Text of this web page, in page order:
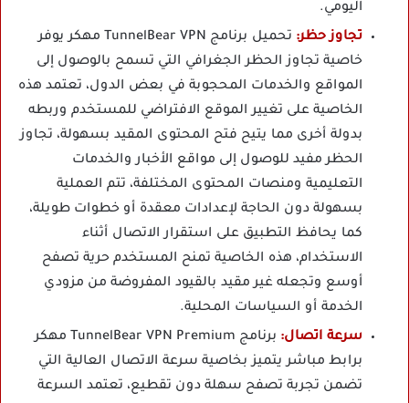
اليومي.
تجاوز حظر:
تحميل برنامج TunnelBear VPN مهكر يوفر
خاصية تجاوز الحظر الجغرافي التي تسمح بالوصول إلى
المواقع والخدمات المحجوبة في بعض الدول، تعتمد هذه
الخاصية على تغيير الموقع الافتراضي للمستخدم وربطه
بدولة أخرى مما يتيح فتح المحتوى المقيد بسهولة، تجاوز
الحظر مفيد للوصول إلى مواقع الأخبار والخدمات
التعليمية ومنصات المحتوى المختلفة، تتم العملية
بسهولة دون الحاجة لإعدادات معقدة أو خطوات طويلة،
كما يحافظ التطبيق على استقرار الاتصال أثناء
الاستخدام، هذه الخاصية تمنح المستخدم حرية تصفح
أوسع وتجعله غير مقيد بالقيود المفروضة من مزودي
الخدمة أو السياسات المحلية.
سرعة اتصال:
برنامج TunnelBear VPN Premium مهكر
برابط مباشر يتميز بخاصية سرعة الاتصال العالية التي
تضمن تجربة تصفح سهلة دون تقطيع، تعتمد السرعة